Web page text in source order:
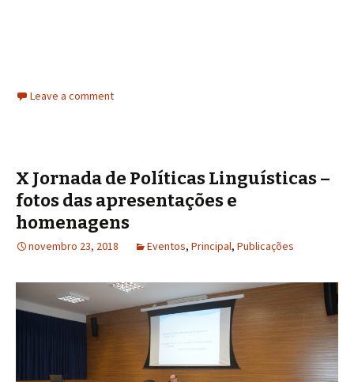
Leave a comment
X Jornada de Políticas Linguísticas –
fotos das apresentações e
homenagens
novembro 23, 2018 Eventos, Principal, Publicações